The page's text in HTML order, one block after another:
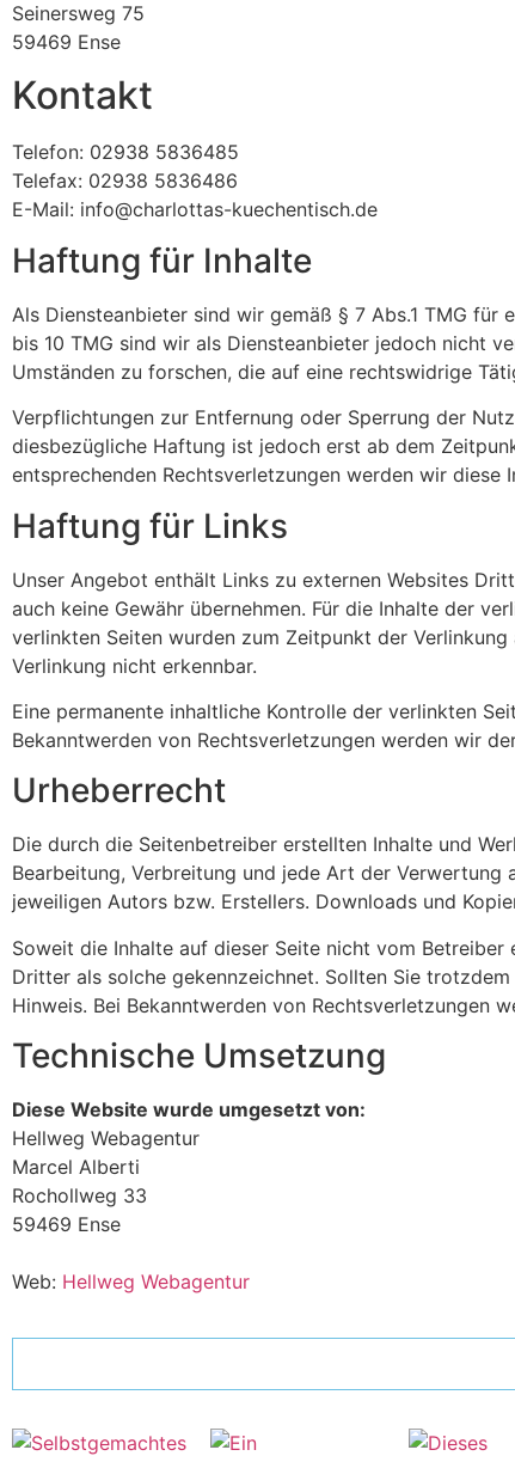
Seinersweg 75
59469 Ense
Kontakt
Telefon: 02938 5836485
Telefax: 02938 5836486
E-Mail: info@charlottas-kuechentisch.de
Haftung für Inhalte
Als Diensteanbieter sind wir gemäß § 7 Abs.1 TMG
bis 10 TMG sind wir als Diensteanbieter jedoch nicht
Umständen zu forschen, die auf eine rechtswidrige
Verpflichtungen zur Entfernung oder Sperrung der
diesbezügliche Haftung ist jedoch erst ab dem
entsprechenden Rechtsverletzungen werden wir diese
Haftung für Links
Unser Angebot enthält Links zu externen Websites
auch keine Gewähr übernehmen. Für die Inhalte der
verlinkten Seiten wurden zum Zeitpunkt der
Verlinkung nicht erkennbar.
Eine permanente inhaltliche Kontrolle der verlinkten
Bekanntwerden von Rechtsverletzungen werden wir
Urheberrecht
Die durch die Seitenbetreiber erstellten Inhalte und
Bearbeitung, Verbreitung und jede Art der
jeweiligen Autors bzw. Erstellers. Downloads und
Soweit die Inhalte auf dieser Seite nicht vom
Dritter als solche gekennzeichnet. Sollten Sie
Hinweis. Bei Bekanntwerden von Rechtsverletzungen
Technische Umsetzung
Diese Website wurde umgesetzt von:
Hellweg Webagentur
Marcel Alberti
Rochollweg 33
59469 Ense
Web: Hellweg Webagentur